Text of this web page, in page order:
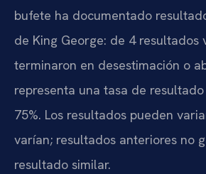
bufete ha documentado
de King George: de 4 resultados
terminaron en desestimación o
representa una tasa de
75%. Los resultados pueden
varían; resultados anteriores no
resultado similar.